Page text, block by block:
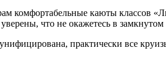
каюты классов
что не окажетесь в
практически все